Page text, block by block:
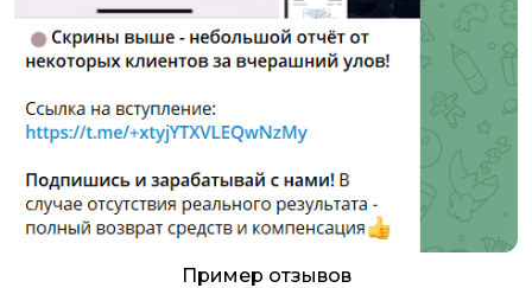
Пример отзывов